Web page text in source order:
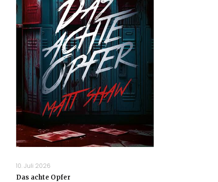
10. Juli 2026
Das achte Opfer